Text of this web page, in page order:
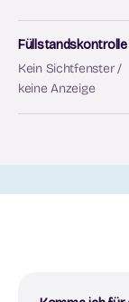
Füllstandskontrolle
Kein Sichtfenster /
keine Anzeige